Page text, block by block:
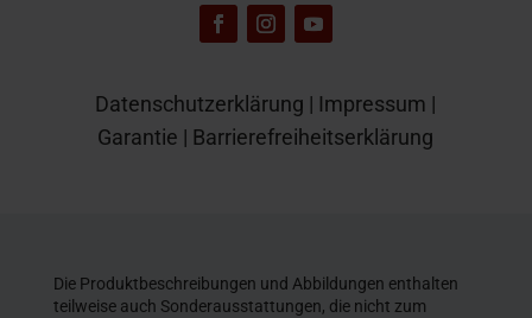
Datenschutzerklärung | Impressum |
Garantie | Barrierefreiheitserklärung
Die Produktbeschreibungen und Abbildungen enthalten
teilweise auch Sonderausstattungen, die nicht zum